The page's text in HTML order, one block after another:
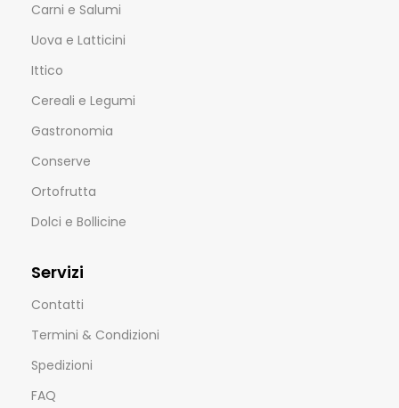
Carni e Salumi
Uova e Latticini
Ittico
Cereali e Legumi
Gastronomia
Conserve
Ortofrutta
Dolci e Bollicine
Servizi
Contatti
Termini & Condizioni
Spedizioni
FAQ